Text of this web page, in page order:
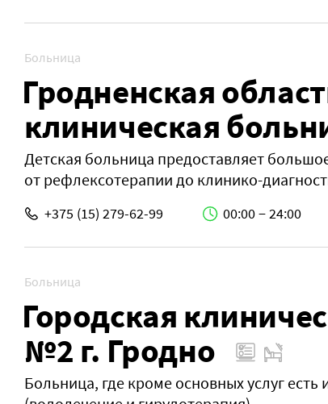
Больница
Гродненская
клиническая
Детская больница предоставляет
от рефлексотерапии до клинико-
+375 (15) 279-62-99 00:00 − 24:00
Больница
Городская
№2 г. Гродно
Больница, где кроме основных услуг